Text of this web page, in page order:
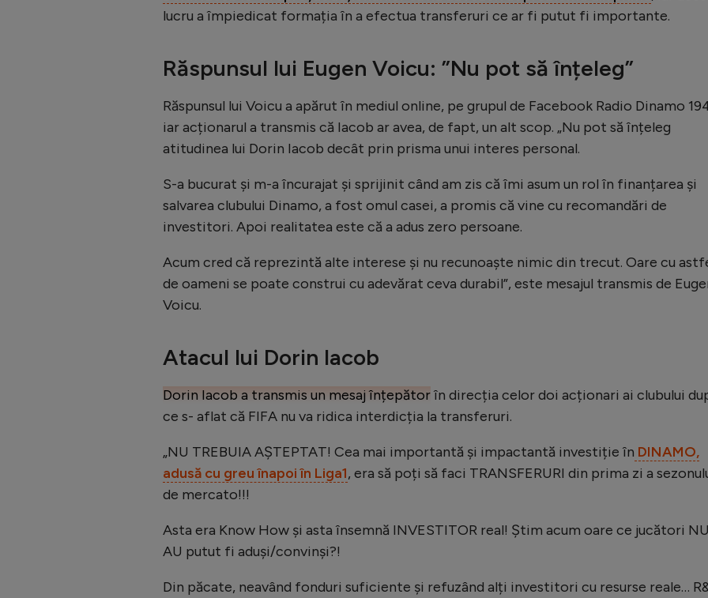
lucru a împiedicat formația în a efectua transferuri ce ar fi putut fi importante.
Răspunsul lui Eugen Voicu: ”Nu pot să înțeleg”
Răspunsul lui Voicu a apărut în mediul online, pe grupul de Facebook Radio Dinamo
iar acționarul a transmis că Iacob ar avea, de fapt, un alt scop. „Nu pot să înțeleg
atitudinea lui Dorin Iacob decât prin prisma unui interes personal.
S-a bucurat și m-a încurajat și sprijinit când am zis că îmi asum un rol în finanțarea și
salvarea clubului Dinamo, a fost omul casei, a promis că vine cu recomandări de
investitori. Apoi realitatea este că a adus zero persoane.
Acum cred că reprezintă alte interese și nu recunoaște nimic din trecut. Oare cu
de oameni se poate construi cu adevărat ceva durabil”, este mesajul transmis de
Voicu.
Atacul lui Dorin Iacob
Dorin Iacob a transmis un mesaj înțepătorîn direcția celor doi acționari ai clubului
ce s- aflat că FIFA nu va ridica interdicția la transferuri.
„NU TREBUIA AȘTEPTAT! Cea mai importantă și impactantă investiție în DINAMO,
adusă cu greu înapoi în Liga1, era să poți să faci TRANSFERURI din prima zi a
de mercato!!!
Asta era Know How și asta însemnă INVESTITOR real! Știm acum oare ce jucători NU
AU putut fi aduși/convinși?!
Din păcate, neavând fonduri suficiente și refuzând alți investitori cu resurse reale…